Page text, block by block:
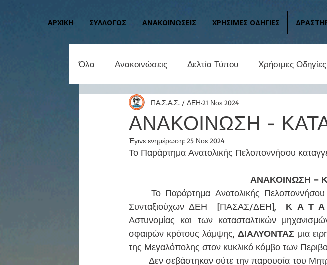
ΑΡΧΙΚΗ ΣΥΛΛΟΓΟΣ ΑΝΑΚΟΙΝΩΣΕΙΣ ΧΡΗΣΙΜΕΣ ΟΔΗΓΙΕΣ
Όλα Ανακοινώσεις Δελτία Τύπου Χρήσιμες Οδηγίες
ΑΝΑΚΟΙΝΩΣΗ -
ΠΑ.Σ.Α.Σ. / ΔΕΗ 21 Νοε 2024
Έγινε ενημέρωση: 25 Νοε 2024
Το Παράρτημα Ανατολικής Πελοποννήσου
ΑΝΑΚΟΙΝΩΣΗ –
Συνταξιούχων ΔΕΗ  [ΠΑΣΑΣ/ΔΕΗ], Κ Α Τ
Αστυνομίας και των κατασταλτικών
σφαιρών κρότους λάμψης, ΔΙΑΛΥΟΝΤΑΣ μια
της Μεγαλόπολης στον κυκλικό κόμβο των
	Δεν σεβάστηκαν ούτε την παρουσία του Μητροπολίτη Γόρτυνος και Μεγαλοπόλεως- του